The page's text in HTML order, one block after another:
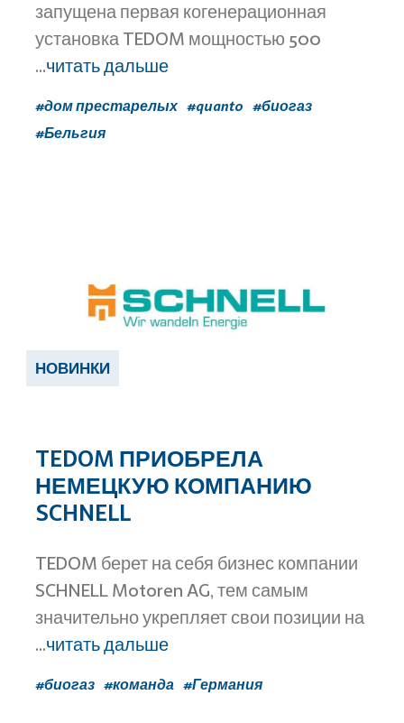
запущена первая когенерационная
установка TEDOM мощностью 500
...читать дальше
#дом престарелых #quanto #биогаз
#Бельгия
НОВИНКИ
TEDOM ПРИОБРЕЛА
НЕМЕЦКУЮ КОМПАНИЮ
SCHNELL
TEDOM берет на себя бизнес компании
SCHNELL Motoren AG, тем самым
значительно укрепляет свои позиции на
...читать дальше
#биогаз #команда #Германия